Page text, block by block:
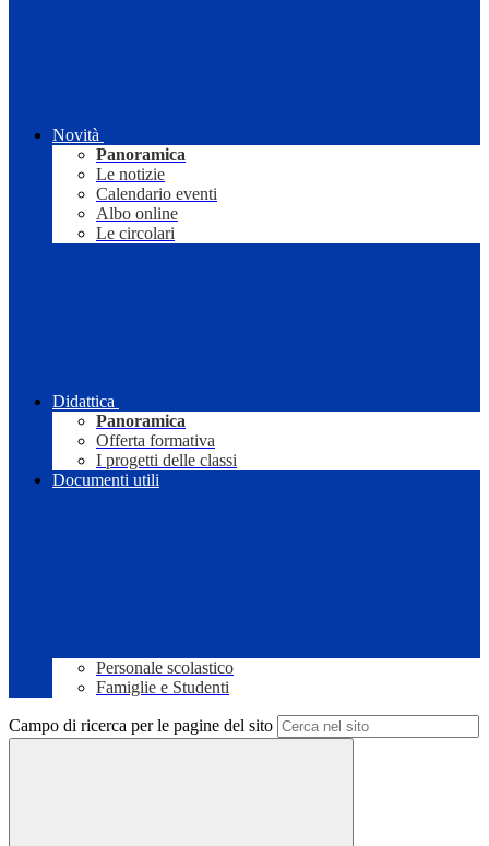
Novità
Panoramica
Le notizie
Calendario eventi
Albo online
Le circolari
Didattica
Panoramica
Offerta formativa
I progetti delle classi
Documenti utili
Personale scolastico
Famiglie e Studenti
Campo di ricerca per le pagine del sito